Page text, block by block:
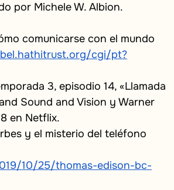
por Michele W. Albion.
comunicarse con el mundo
cgi/pt?
3, episodio 14, «Llamada
Sound and Vision y Warner
en Netflix.
y el misterio del teléfono
10/25/thomas-edison-bc-